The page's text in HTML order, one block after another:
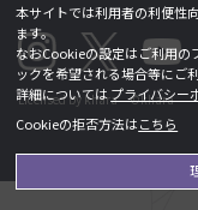
Licensed by khara ©khara
本サイトでは利用者の利便性
ます。
なおCookieの設定はご利用の
ックを希望される場合等にご
詳細についてはプライバシー
Cookieの拒否方法はこちら